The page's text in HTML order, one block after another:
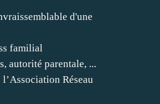
d'une
familial
autorité parentale, ...
Réseau